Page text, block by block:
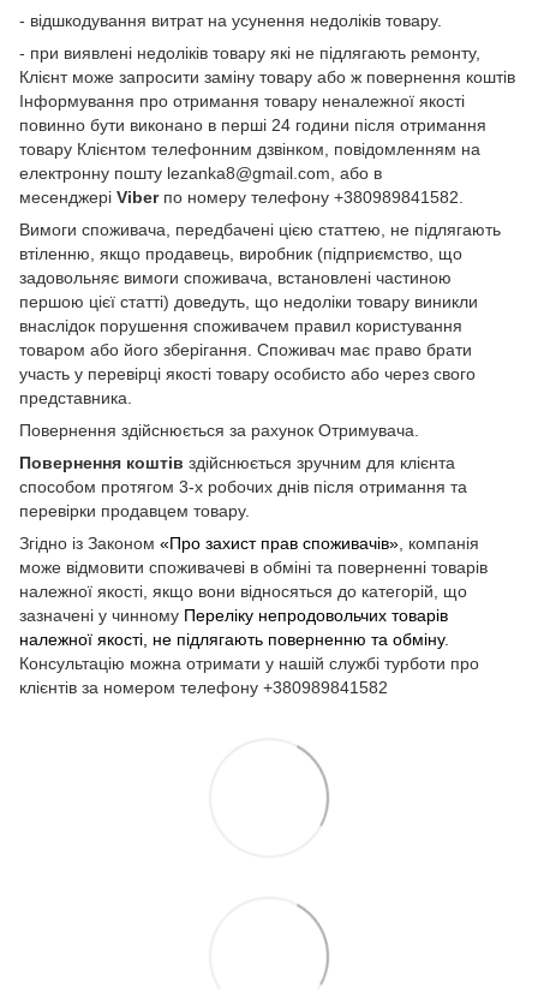
- відшкодування витрат на усунення недоліків товару.
- при виявлені недоліків товару які не підлягають ремонту,
Клієнт може запросити заміну товару або ж повернення коштів
Інформування про отримання товару неналежної якості
повинно бути виконано в перші 24 години після отримання
товару Клієнтом телефонним дзвінком, повідомленням на
електронну пошту lezanka8@gmail.com, або в
месенджері Viberпо номеру телефону +380989841582.
Вимоги споживача, передбачені цією статтею, не підлягають
втіленню, якщо продавець, виробник (підприємство, що
задовольняє вимоги споживача, встановлені частиною
першою цієї статті) доведуть, що недоліки товару виникли
внаслідок порушення споживачем правил користування
товаром або його зберігання. Споживач має право брати
участь у перевірці якості товару особисто або через свого
представника.
Повернення здійснюється за рахунок Отримувача.
Повернення коштів здійснюється зручним для клієнта
способом протягом 3-х робочих днів після отримання та
перевірки продавцем товару.
Згідно із Законом «Про захист прав споживачів» , компанія
може відмовити споживачеві в обміні та поверненні товарів
належної якості, якщо вони відносяться до категорій, що
зазначені у чинному Переліку непродовольчих товарів
належної якості, не підлягають поверненню та обміну.
Консультацію можна отримати у нашій службі турботи про
клієнтів за номером телефону +380989841582